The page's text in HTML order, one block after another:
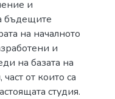
и
бъдещите
на началното
и
на базата на
от които са
студия.